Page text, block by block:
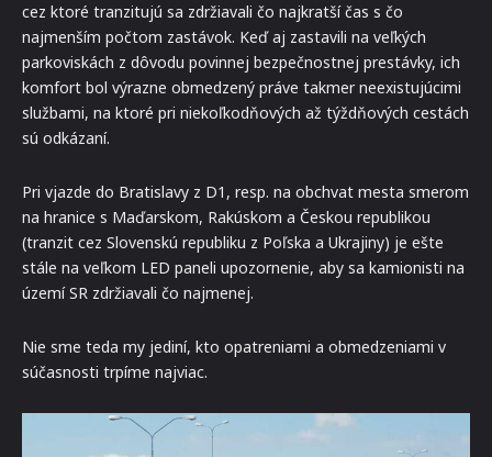
cez ktoré tranzitujú sa zdržiavali čo najkratší čas s čo
najmenším počtom zastávok. Keď aj zastavili na veľkých
parkoviskách z dôvodu povinnej bezpečnostnej prestávky, ich
komfort bol výrazne obmedzený práve takmer neexistujúcimi
službami, na ktoré pri niekoľkodňových až týždňových cestách
sú odkázaní.
Pri vjazde do Bratislavy z D1, resp. na obchvat mesta smerom
na hranice s Maďarskom, Rakúskom a Českou republikou
(tranzit cez Slovenskú republiku z Poľska a Ukrajiny) je ešte
stále na veľkom LED paneli upozornenie, aby sa kamionisti na
území SR zdržiavali čo najmenej.
Nie sme teda my jediní, kto opatreniami a obmedzeniami v
súčasnosti trpíme najviac.